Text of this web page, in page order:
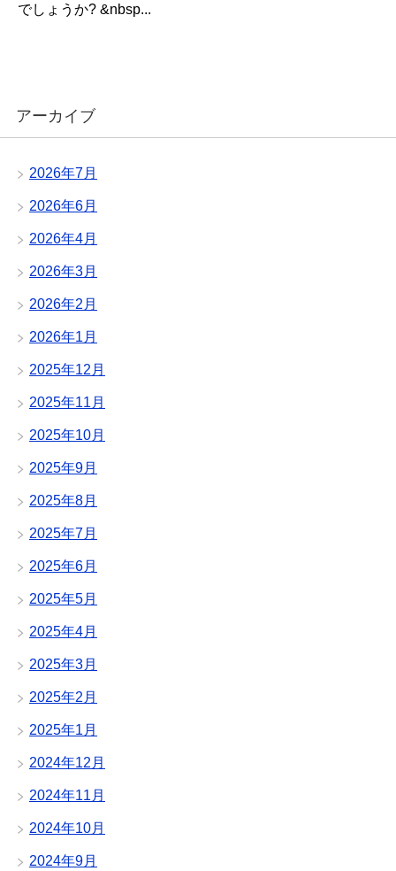
でしょうか? &nbsp...
アーカイブ
2026年7月
2026年6月
2026年4月
2026年3月
2026年2月
2026年1月
2025年12月
2025年11月
2025年10月
2025年9月
2025年8月
2025年7月
2025年6月
2025年5月
2025年4月
2025年3月
2025年2月
2025年1月
2024年12月
2024年11月
2024年10月
2024年9月